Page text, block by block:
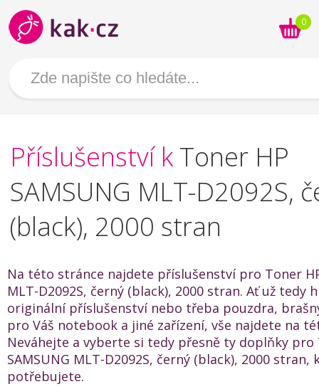
0
Příslušenství k Toner HP
SAMSUNG MLT-D2092S,
(black), 2000 stran
Na této stránce najdete příslušenství pro Toner
MLT-D2092S, černý (black), 2000 stran. Ať už tedy
originální příslušenství nebo třeba pouzdra,
pro Váš notebook a jiné zařízení, vše najdete na
Neváhejte a vyberte si tedy přesně ty doplňky pro
SAMSUNG MLT-D2092S, černý (black), 2000 stran,
potřebujete.